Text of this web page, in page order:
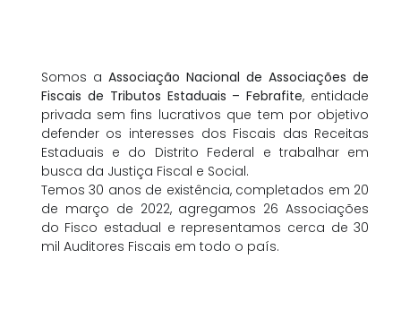
Somos a Associação Nacional de Associações de
Fiscais de Tributos Estaduais – Febrafite, entidade
privada sem fins lucrativos que tem por objetivo
defender os interesses dos Fiscais das Receitas
Estaduais e do Distrito Federal e trabalhar em
busca da Justiça Fiscal e Social.
Temos 30 anos de existência, completados em 20
de março de 2022, agregamos 26 Associações
do Fisco estadual e representamos cerca de 30
mil Auditores Fiscais em todo o país.